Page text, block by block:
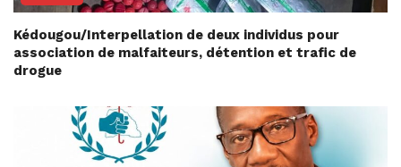
Kédougou/Interpellation de deux individus pour
association de malfaiteurs, détention et trafic de
drogue